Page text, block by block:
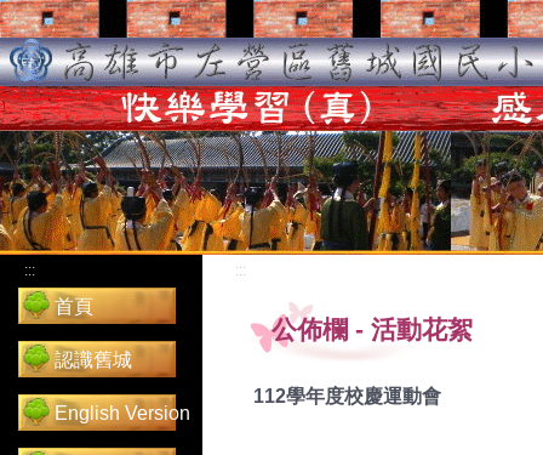
:::
首頁
認識舊城
English Version
:::
公佈欄 - 活動花絮
112學年度校慶運動會